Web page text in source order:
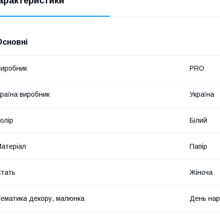
PRO
виробник Україна
Білий
Папір
Жіноча
декору, малюнка День